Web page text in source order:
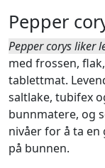
Pepper
Pepper corys liker
med frossen,
tablettmat.
saltlake, tubifex
bunnmatere, og
nivåer for å ta
på bunnen.